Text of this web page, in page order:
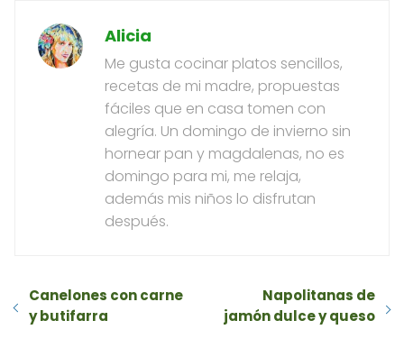
Alicia
Me gusta cocinar platos sencillos,
recetas de mi madre, propuestas
fáciles que en casa tomen con
alegría. Un domingo de invierno sin
hornear pan y magdalenas, no es
domingo para mi, me relaja,
además mis niños lo disfrutan
después.
Canelones con carne
y butifarra
Napolitanas de
jamón dulce y queso